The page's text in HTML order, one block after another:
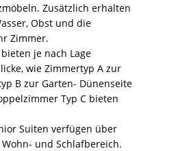
Zusätzlich erhalten
Obst und die
Zimmer.
je nach Lage
wie Zimmertyp A zur
B zur Garten- Dünenseite
Typ C bieten
Suiten verfügen über
und Schlafbereich.